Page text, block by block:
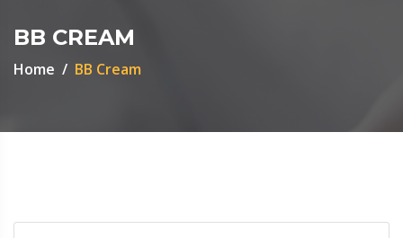
BB CREAM
Home BB Cream